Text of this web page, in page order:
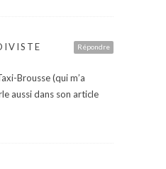
Répondre
Brousse (qui m’a
aussi dans son article